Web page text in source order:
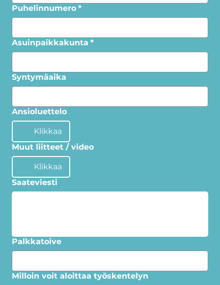
Puhelinnumero *
Asuinpaikkakunta *
Syntymäaika
Ansioluettelo
Klikkaa
Muut liitteet / video
Klikkaa
Saateviesti
Palkkatoive
Milloin voit aloittaa työskentelyn